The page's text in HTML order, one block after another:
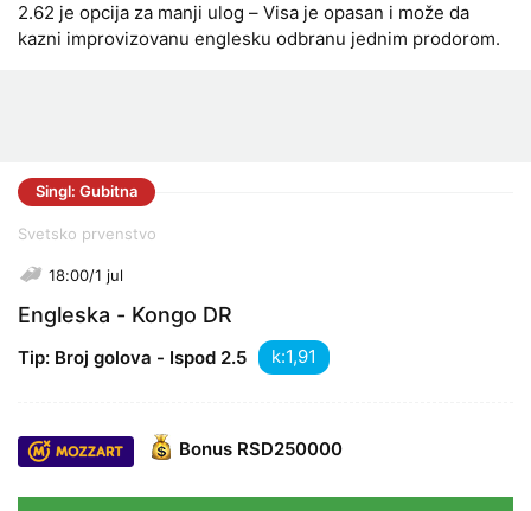
2.62 je opcija za manji ulog – Visa je opasan i može da
kazni improvizovanu englesku odbranu jednim prodorom.
Singl: Gubitna
Svetsko prvenstvo
18:00/1 jul
Engleska - Kongo DR
Tip: Broj golova - Ispod 2.5 k:
Bonus RSD250000